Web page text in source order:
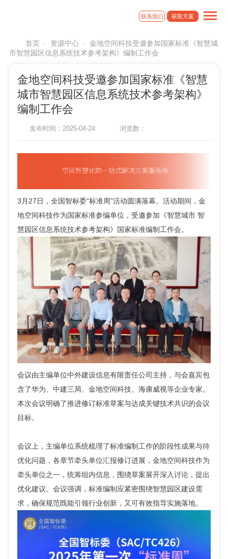
联系我们 获取方案
首页 · 资源中心 ·
金地空间科技受邀参加国家标准《智慧城
市智慧园区信息系统技术参考架构》编制工作会
金地空间科技受邀参加国家标准《智慧
城市智慧园区信息系统技术参考架构》
编制工作会
发布时间：2025-04-24 浏览数：
3月27日，全国智标委“标准周”活动圆满落幕。活动期间，金
地空间科技作为国家标准参编单位，受邀参加《智慧城市 智
慧园区信息系统技术参考架构》国家标准编制工作会。
会议由主编单位中外建设信息有限责任公司主持，与会嘉宾包
含了华为、中建三局、金地空间科技、海康威视等企业专家。
本次会议明确了推进修订标准草案与达成关键技术共识的会议
目标。
会议上，主编单位系统梳理了标准编制工作的阶段性成果与待
优化问题，各章节牵头单位汇报修订进展，金地空间科技作为
牵头单位之一，统筹组内信息，围绕草案展开深入讨论，提出
优化建议。会议强调，标准编制应紧密围绕智慧园区建设需
求，确保规范既能引领行业创新，又可有效指导实施落地。